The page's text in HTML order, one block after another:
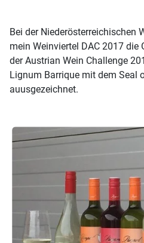
Bei der Niederösterreichischen
mein Weinviertel DAC 2017 die
der Austrian Wein Challenge
Lignum Barrique mit dem Seal
auusgezeichnet.